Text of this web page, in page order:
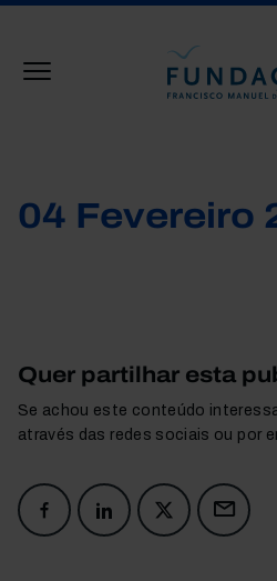
04 Fevereiro
Quer partilhar esta
Se achou este conteúdo
através das redes sociais ou por